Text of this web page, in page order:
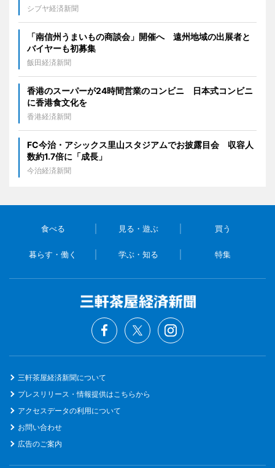
シブヤ経済新聞
「南信州うまいもの商談会」開催へ 遠州地域の出展者と
バイヤーも初募集
飯田経済新聞
香港のスーパーが24時間営業のコンビニ 日本式コンビニ
に香港食文化を
香港経済新聞
FC今治・アシックス里山スタジアムでお披露目会 収容人
数約1.7倍に「成長」
今治経済新聞
食べる 見る・遊ぶ 買う
暮らす・働く 学ぶ・知る 特集
三軒茶屋経済新聞について
プレスリリース・情報提供はこちらから
アクセスデータの利用について
お問い合わせ
広告のご案内